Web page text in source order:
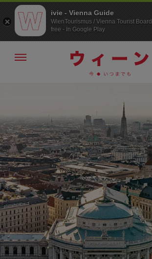
へ
ジ
の
ト
ッ
プ
へ
メ
非
表
示
ivie - Vienna Guide
WienTourismus / Vienna Tourist Board
free - In Google Play